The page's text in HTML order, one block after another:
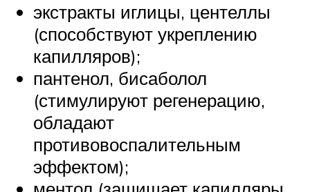
экстракты иглицы, центеллы
(способствуют укреплению
капилляров);
пантенол, бисаболол
(стимулируют регенерацию,
обладают
противовоспалительным
эффектом);